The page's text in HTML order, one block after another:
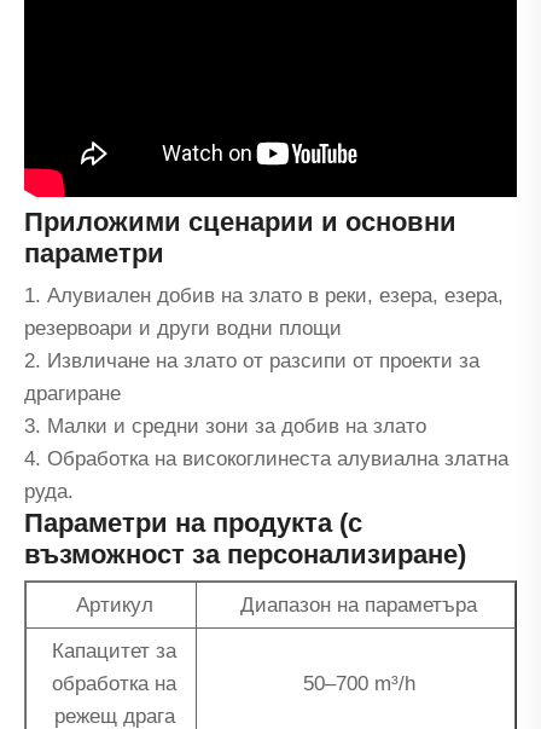
Приложими сценарии и основни
параметри
1. Алувиален добив на злато в реки, езера, езера,
резервоари и други водни площи
2. Извличане на злато от разсипи от проекти за
драгиране
3. Малки и средни зони за добив на злато
4. Обработка на високоглинеста алувиална златна
руда.
Параметри на продукта (с
възможност за персонализиране)
Артикул
Диапазон на параметъра
Капацитет за
обработка на
режещ драга
50–700 m³/h